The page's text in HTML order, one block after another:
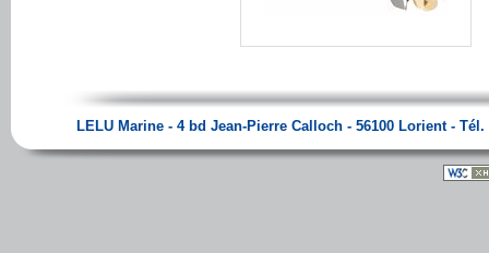
LELU Marine - 4 bd Jean-Pierre Calloch - 56100 Lorient - Tél.